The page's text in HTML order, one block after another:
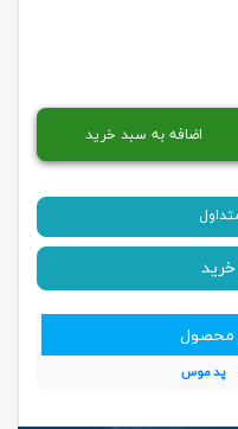
اضافه به سبد خرید
محصول
پد موس